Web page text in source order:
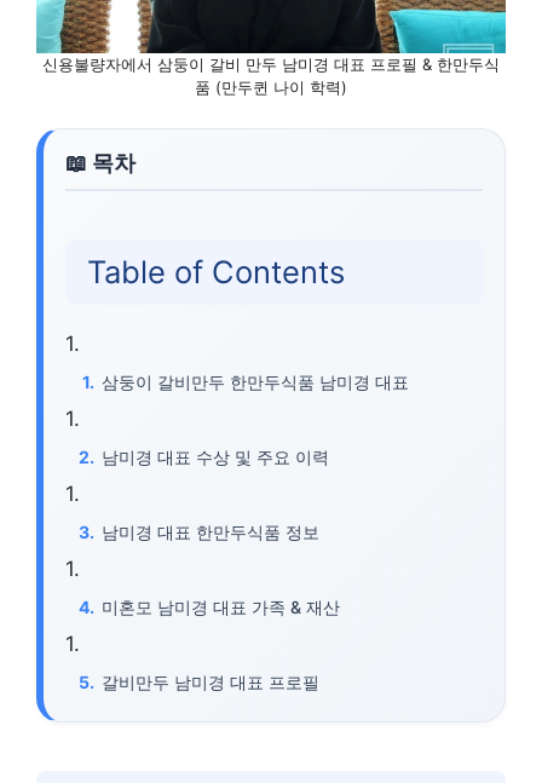
신용불량자에서 삼둥이 갈비 만두 남미경 대표 프로필 & 한만두식
품 (만두퀸 나이 학력)
Table of Contents
삼둥이 갈비만두 한만두식품 남미경 대표
남미경 대표 수상 및 주요 이력
남미경 대표 한만두식품 정보
미혼모 남미경 대표 가족 & 재산
갈비만두 남미경 대표 프로필